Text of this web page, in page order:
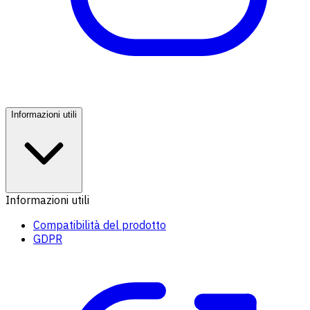
Informazioni utili
Informazioni utili
Compatibilità del prodotto
GDPR